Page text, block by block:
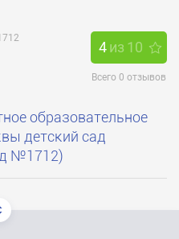
4из 10
Всего 0 отзывов
образовательное
детский сад
№1712)